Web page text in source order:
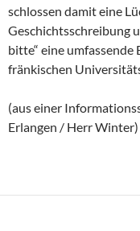
schlossen damit eine
Geschichtsschreibung
bitte“ eine
fränkischen
(aus einer
Erlangen / Herr Winter)